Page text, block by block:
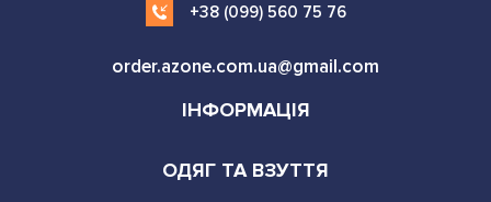
order.azone.com.ua@gmail.com
ІНФОРМАЦІЯ
ОДЯГ ТА ВЗУТТЯ